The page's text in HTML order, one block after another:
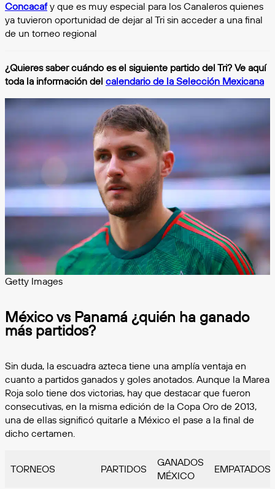
Concacafy que es muy especial para los Canaleros quienes
ya tuvieron oportunidad de dejar al Tri sin acceder a una final
de un torneo regional
¿Quieres saber cuándo es el siguiente partido del Tri? Ve aquí
toda la información del calendario de la Selección Mexicana
Getty Images
México vs Panamá ¿quién ha ganado
más partidos?
Sin duda, la escuadra azteca tiene una amplía ventaja en
cuanto a partidos ganados y goles anotados. Aunque la Marea
Roja solo tiene dos victorias, hay que destacar que fueron
consecutivas, en la misma edición de la Copa Oro de 2013,
una de ellas significó quitarle a México el pase a la final de
dicho certamen.
TORNEOS PARTIDOS
GANADOS
MÉXICO
EMPATADOS